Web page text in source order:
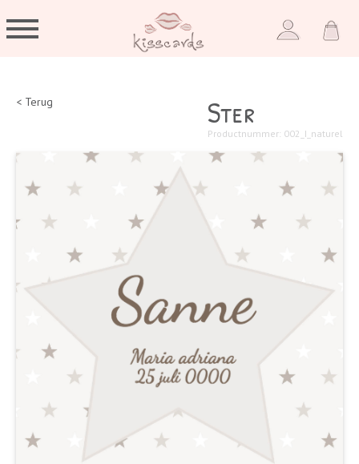
< Terug Ster
Productnummer: 002_I_naturel